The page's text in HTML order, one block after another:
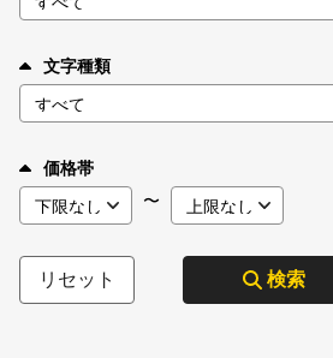
文字種類
価格帯
〜
リセット 検索